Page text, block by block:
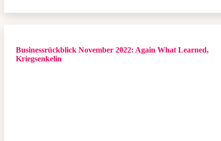
Businessrückblick November 2022: Again What Learned,
Kriegsenkelin